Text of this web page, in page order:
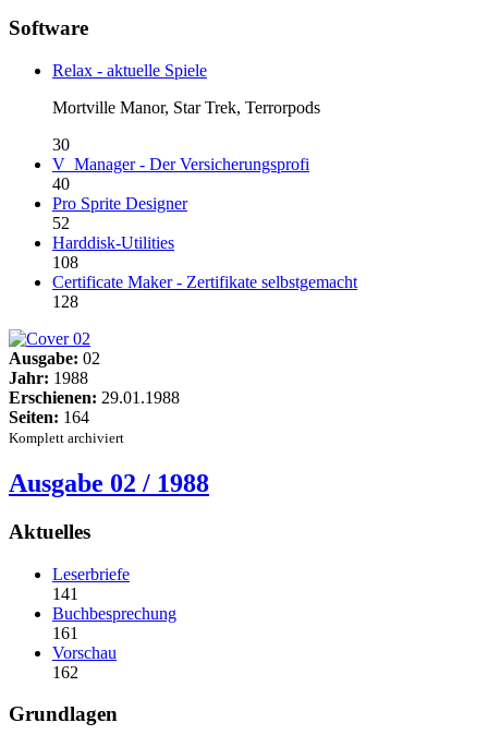
Software
Relax - aktuelle Spiele
Mortville Manor, Star Trek, Terrorpods
30
V_Manager - Der Versicherungsprofi
40
Pro Sprite Designer
52
Harddisk-Utilities
108
Certificate Maker - Zertifikate selbstgemacht
128
Ausgabe: 02
Jahr: 1988
Erschienen: 29.01.1988
Seiten: 164
Komplett archiviert
Ausgabe 02 / 1988
Aktuelles
Leserbriefe
141
Buchbesprechung
161
Vorschau
162
Grundlagen